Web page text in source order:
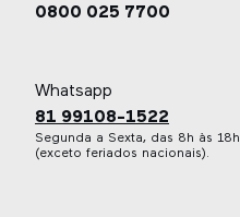
0800 025 7700
Whatsapp
81 99108-1522
Segunda a Sexta, das 8h às 18h
(exceto feriados nacionais).